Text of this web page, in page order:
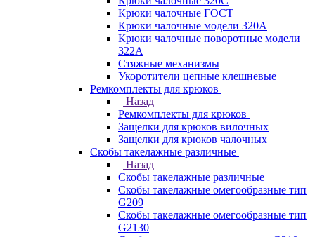
Крюки чалочные ГОСТ
Крюки чалочные модели 320А
Крюки чалочные поворотные модели
322А
Стяжные механизмы
Укоротители цепные клешневые
Ремкомплекты для крюков
Назад
Ремкомплекты для крюков
Защелки для крюков вилочных
Защелки для крюков чалочных
Скобы такелажные различные
Назад
Скобы такелажные различные
Скобы такелажные омегообразные тип
G209
Скобы такелажные омегообразные тип
G2130